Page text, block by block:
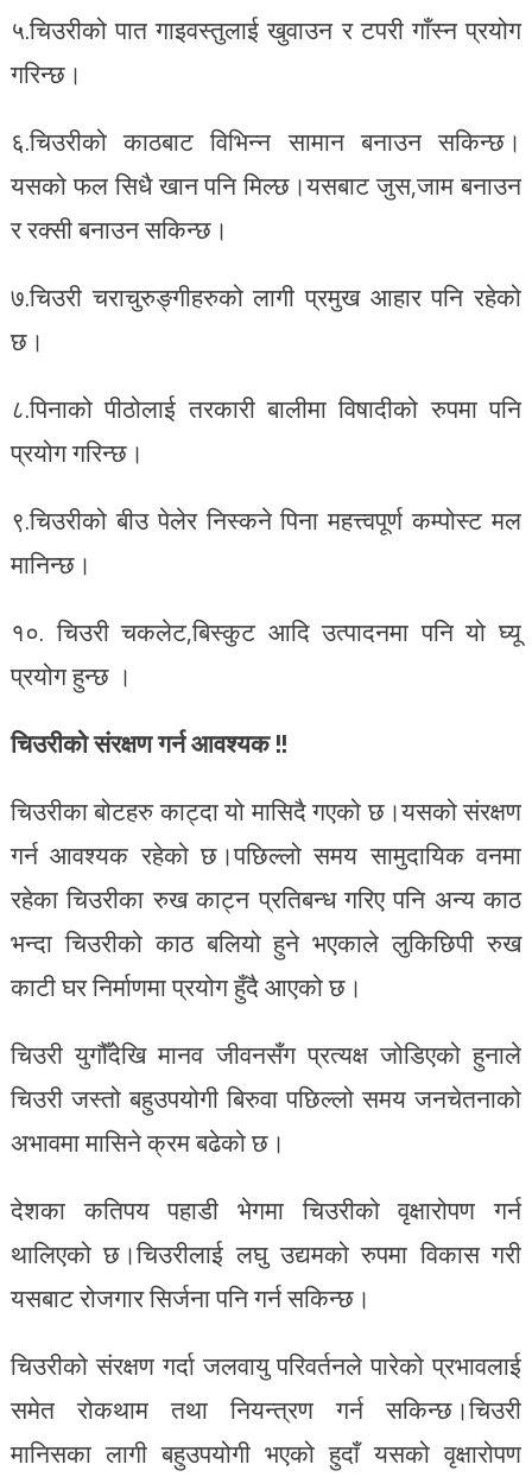
५.चिउरीको पात गाइवस्तुलाई खुवाउन र टपरी गाँस्न प्रयोग
गरिन्छ।
६.चिउरीको काठबाट विभिन्न सामान बनाउन सकिन्छ।
यसको फल सिधै खान पनि मिल्छ।यसबाट जुस,जाम बनाउन
र रक्सी बनाउन सकिन्छ।
७.चिउरी चराचुरुङ्गीहरुको लागी प्रमुख आहार पनि रहेको
छ।
८.पिनाको पीठोलाई तरकारी बालीमा विषादीको रुपमा पनि
प्रयोग गरिन्छ।
९.चिउरीको बीउ पेलेर निस्कने पिना महत्त्वपूर्ण कम्पोस्ट मल
मानिन्छ।
१०. चिउरी चकलेट,बिस्कुट आदि उत्पादनमा पनि यो घ्यू
प्रयोग हुन्छ ।
चिउरीको संरक्षण गर्न आवश्यक !!
चिउरीका बोटहरु काट्दा यो मासिदै गएको छ।यसको संरक्षण
गर्न आवश्यक रहेको छ।पछिल्लो समय सामुदायिक वनमा
रहेका चिउरीका रुख काट्न प्रतिबन्ध गरिए पनि अन्य काठ
भन्दा चिउरीको काठ बलियो हुने भएकाले लुकिछिपी रुख
काटी घर निर्माणमा प्रयोग हुँदै आएको छ।
चिउरी युगौँदेखि मानव जीवनसँग प्रत्यक्ष जोडिएको हुनाले
चिउरी जस्तो बहुउपयोगी बिरुवा पछिल्लो समय जनचेतनाको
अभावमा मासिने क्रम बढेको छ।
देशका कतिपय पहाडी भेगमा चिउरीको वृक्षारोपण गर्न
थालिएको छ।चिउरीलाई लघु उद्यमको रुपमा विकास गरी
यसबाट रोजगार सिर्जना पनि गर्न सकिन्छ।
चिउरीको संरक्षण गर्दा जलवायु परिवर्तनले पारेको प्रभावलाई
समेत रोकथाम तथा नियन्त्रण गर्न सकिन्छ।चिउरी
मानिसका लागी बहुउपयोगी भएको हुदाँ यसको वृक्षारोपण